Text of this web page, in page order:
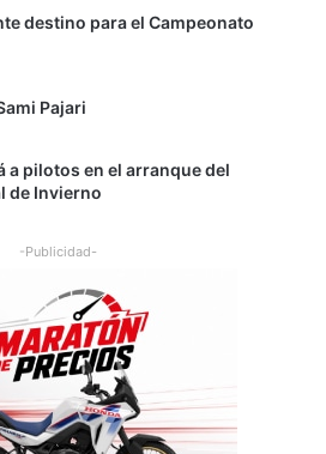
destino para el Campeonato
Pajari
pilotos en el arranque del
de Invierno
-Publicidad-